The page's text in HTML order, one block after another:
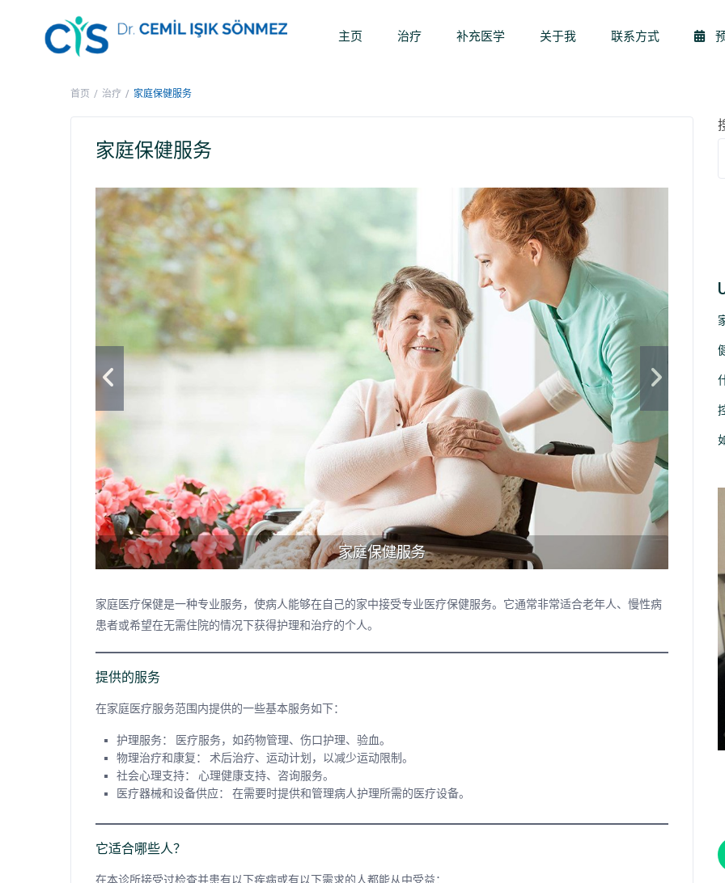
主页 治疗 补充医学 关于我 联系方式
首页 治疗 家庭保健服务
家庭保健服务
家庭保健服务
家庭医疗保健是一种专业服务，使病人能够在自己的家中接受专业医疗保健服务。它通常非常适合老年人、慢性病
患者或希望在无需住院的情况下获得护理和治疗的个人。
提供的服务
在家庭医疗服务范围内提供的一些基本服务如下：
护理服务：
医疗服务，如药物管理、伤口护理、验血。
物理治疗和康复：
术后治疗、运动计划，以减少运动限制。
社会心理支持：
心理健康支持、咨询服务。
医疗器械和设备供应：
在需要时提供和管理病人护理所需的医疗设备。
它适合哪些人？
在本诊所接受过检查并患有以下疾病或有以下需求的人都能从中受益：